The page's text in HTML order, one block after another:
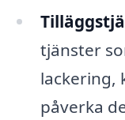
tjänster
lackering,
påverka